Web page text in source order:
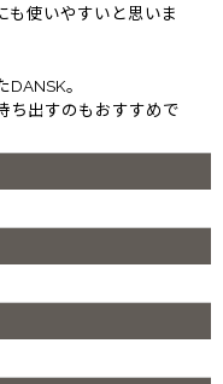
も使いやすいと思いま
。
ち出すのもおすすめで